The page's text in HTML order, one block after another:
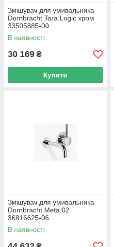
Змішувач для умивальника
Dornbracht Tara.Logic хром
33505885-00
В наявності
30 169 ₴
Купити
Змішувач для умивальника
Dornbracht Meta.02
36816625-06
В наявності